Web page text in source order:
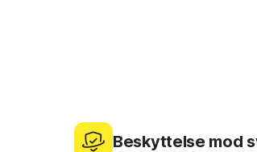
Beskyttelse mod